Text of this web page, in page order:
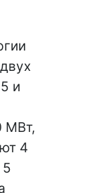
и
МВт,
4
5